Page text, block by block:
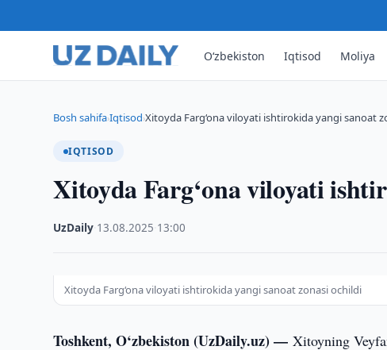
O‘zbekiston Iqtisod Moliya
Bosh sahifa›Iqtisod›Xitoyda Farg‘ona viloyati ishtirokida yangi sanoat
IQTISOD
Xitoyda Farg‘ona viloyati
UzDaily 13.08.2025 13:00
Xitoyda Farg‘ona viloyati ishtirokida yangi sanoat zonasi ochildi
Toshkent, O‘zbekiston (UzDaily.uz) —Xitoyning